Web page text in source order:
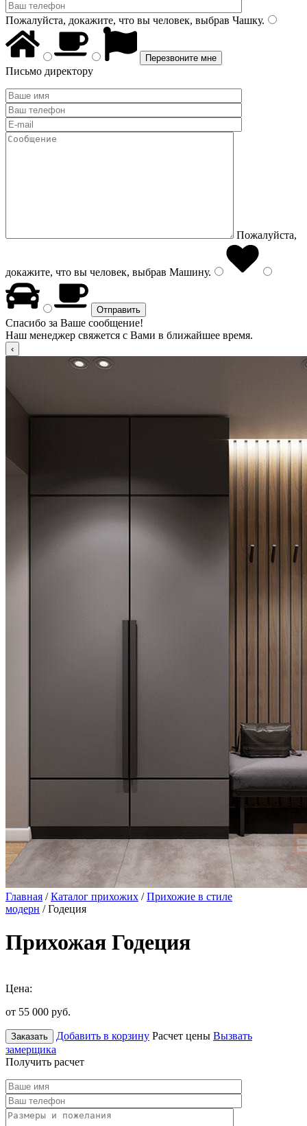
Пожалуйста, докажите, что вы человек, выбрав Чашку.
Письмо директору
Пожалуйста,
докажите, что вы человек, выбрав Машину.
Спасибо за Ваше сообщение!
Наш менеджер свяжется с Вами в ближайшее время.
Главная /Каталог прихожих /Прихожие в стиле
модерн / Годеция
Прихожая Годеция
Цена:
от 55 000 руб.
Заказать Добавить в корзину Расчет цены Вызвать
замерщика
Получить расчет